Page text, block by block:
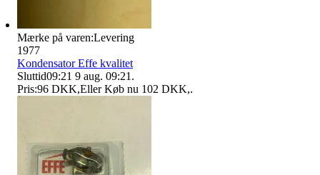
Mærke på varen:Levering
1977
Kondensator Effe kvalitet
Sluttid09:21 9 aug. 09:21 .
Pris:96 DKK,Eller Køb nu 102 DKK,.